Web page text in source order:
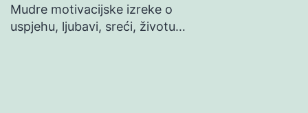
Mudre motivacijske izreke o
uspjehu, ljubavi, sreći, životu…